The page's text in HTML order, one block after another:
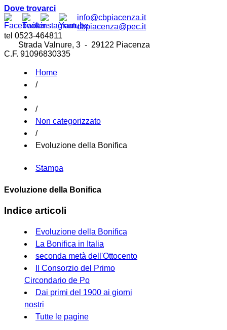
Dove trovarci
info@cbpiacenza.it
cbpiacenza@pec.it
tel 0523-464811
Strada Valnure, 3 - 29122 Piacenza
C.F. 91096830335
Home
/
/
Non categorizzato
/
Evoluzione della Bonifica
Stampa
Evoluzione della Bonifica
Indice articoli
Evoluzione della Bonifica
La Bonifica in Italia
seconda metà dell'Ottocento
Il Consorzio del Primo
Circondario de Po
Dai primi del 1900 ai giorni
nostri
Tutte le pagine